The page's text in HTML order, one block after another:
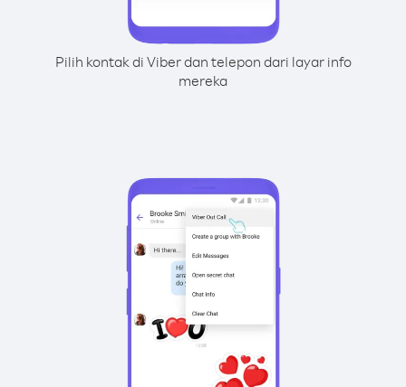
Pilih kontak di Viber dan telepon dari layar info
mereka